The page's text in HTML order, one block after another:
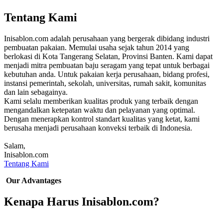
Tentang Kami
Inisablon.com adalah perusahaan yang bergerak dibidang industri
pembuatan pakaian. Memulai usaha sejak tahun 2014 yang
berlokasi di Kota Tangerang Selatan, Provinsi Banten. Kami dapat
menjadi mitra pembuatan baju seragam yang tepat untuk berbagai
kebutuhan anda. Untuk pakaian kerja perusahaan, bidang profesi,
instansi pemerintah, sekolah, universitas, rumah sakit, komunitas
dan lain sebagainya.
Kami selalu memberikan kualitas produk yang terbaik dengan
mengandalkan ketepatan waktu dan pelayanan yang optimal.
Dengan menerapkan kontrol standart kualitas yang ketat, kami
berusaha menjadi perusahaan konveksi terbaik di Indonesia.
Salam,
Inisablon.com
Tentang Kami
Our Advantages
Kenapa Harus Inisablon.com?